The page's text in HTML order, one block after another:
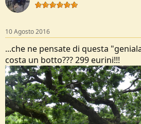
10 Agosto 2016
...che ne pensate di questa
costa un botto??? 299 eurini!!!